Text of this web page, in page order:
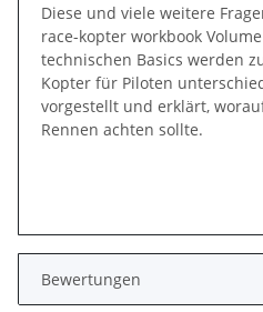
Diese und viele weitere
race-kopter workbook
technischen Basics werden
Kopter für Piloten
vorgestellt und erklärt,
Rennen achten sollte.
Bewertungen